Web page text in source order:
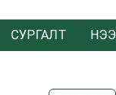
СУРГАЛТ